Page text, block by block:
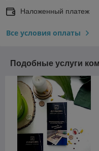
Наложенный платеж
Все условия оплаты
Подобные услуги